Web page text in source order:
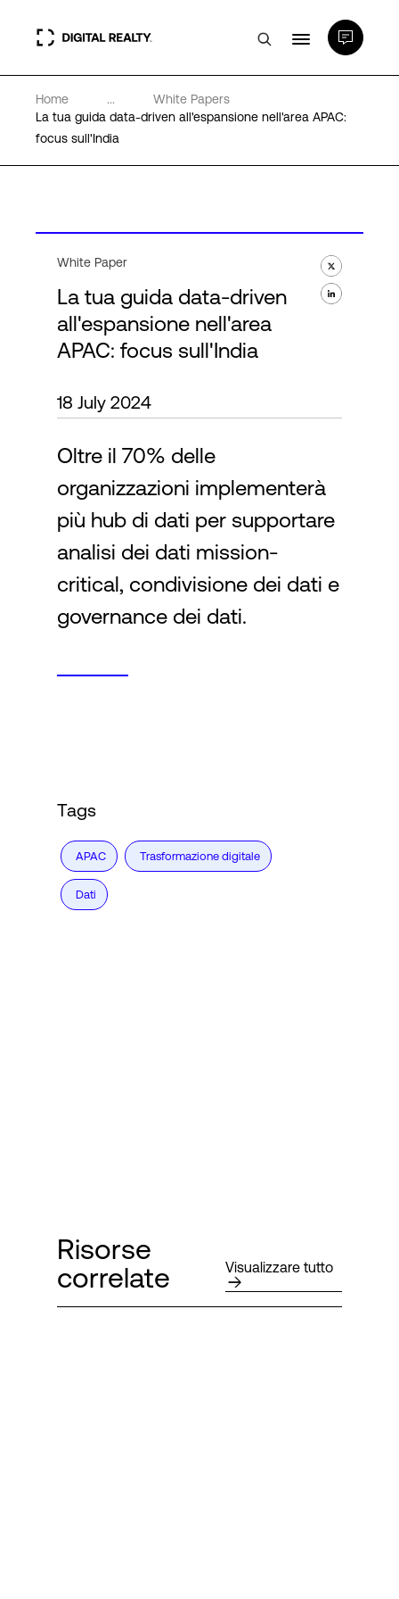
Data center
PlatformDIGITAL®
Chi Siamo
Language
Accesso
Home ...
White Papers
La tua guida data-driven all'espansione nell'area APAC:
focus sull'India
White Paper
La tua guida data-driven
all'espansione nell'area
APAC: focus sull'India
18 July 2024
Oltre il 70% delle
organizzazioni implementerà
più hub di dati per supportare
analisi dei dati mission-
critical, condivisione dei dati e
governance dei dati.
Tags
APAC Trasformazione digitale
Dati
Risorse
correlate
Visualizzare tutto